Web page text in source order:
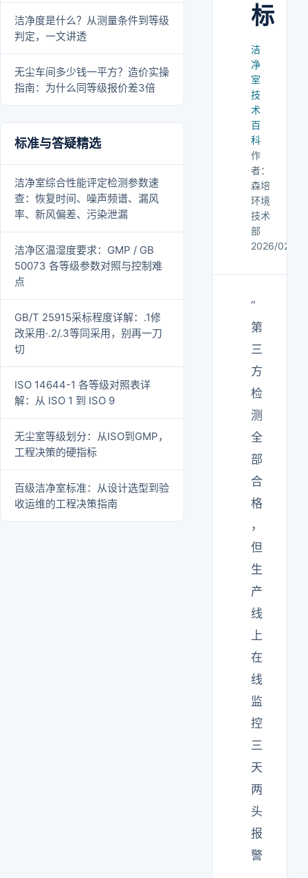
洁净度是什么？从测量条件到等级
判定，一文讲透
无尘车间多少钱一平方？造价实操
指南：为什么同等级报价差3倍
标准与答疑精选
洁净室综合性能评定检测参数速
查：恢复时间、噪声频谱、漏风
率、新风偏差、污染泄漏
洁净区温湿度要求：GMP / GB
50073 各等级参数对照与控制难
点
GB/T 25915采标程度详解：.1修
改采用·.2/.3等同采用，别再一刀
切
ISO 14644-1 各等级对照表详
解：从 ISO 1 到 ISO 9
无尘室等级划分：从ISO到GMP，
工程决策的硬指标
百级洁净室标准：从设计选型到验
收运维的工程决策指南
标
洁
净
室
技
术
百
科
作
者：
森培
环境
技术
部
2026/02/20
“
第
三
方
检
测
全
部
合
格
，
但
生
产
线
上
在
线
监
控
三
天
两
头
报
警